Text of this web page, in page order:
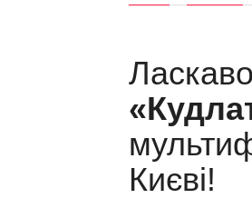
Києві!